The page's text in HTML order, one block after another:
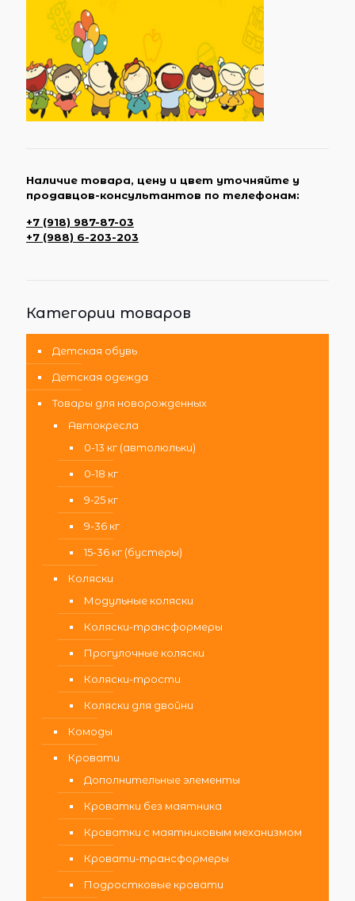
Наличие товара, цену и цвет уточняйте у
продавцов-консультантов по телефонам:
+7 (918) 987-87-03
+7 (988) 6-203-203
Категории товаров
Детская обувь
Детская одежда
Товары для новорожденных
Автокресла
0-13 кг (автолюльки)
0-18 кг
9-25 кг
9-36 кг
15-36 кг (бустеры)
Коляски
Модульные коляски
Коляски-трансформеры
Прогулочные коляски
Коляски-трости
Коляски для двойни
Комоды
Кровати
Дополнительные элементы
Кроватки без маятника
Кроватки с маятниковым механизмом
Кровати-трансформеры
Подростковые кровати